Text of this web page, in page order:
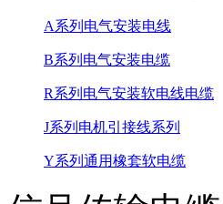
A系列电气安装电线
B系列电气安装电缆
R系列电气安装软电线电缆
J系列电机引接线系列
Y系列通用橡套软电缆